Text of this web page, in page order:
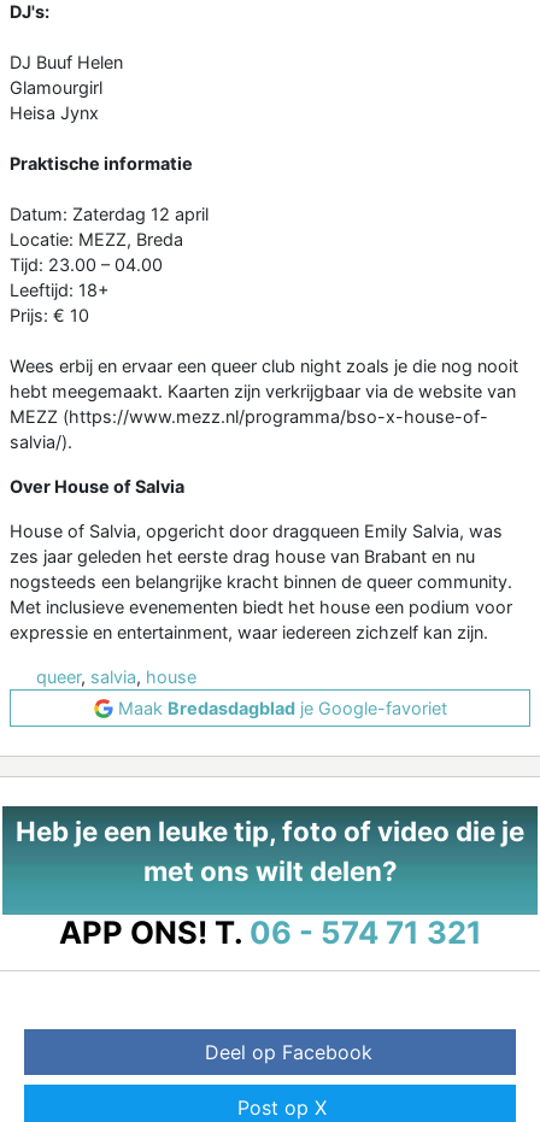
DJ's:
DJ Buuf Helen
Glamourgirl
Heisa Jynx
Praktische informatie
Datum: Zaterdag 12 april
Locatie: MEZZ, Breda
Tijd: 23.00 – 04.00
Leeftijd: 18+
Prijs: € 10
Wees erbij en ervaar een queer club night zoals je die nog nooit
hebt meegemaakt. Kaarten zijn verkrijgbaar via de website van
MEZZ (https://www.mezz.nl/programma/bso-x-house-of-
salvia/).
Over House of Salvia
House of Salvia, opgericht door dragqueen Emily Salvia, was
zes jaar geleden het eerste drag house van Brabant en nu
nogsteeds een belangrijke kracht binnen de queer community.
Met inclusieve evenementen biedt het house een podium voor
expressie en entertainment, waar iedereen zichzelf kan zijn.
queer, salvia, house
Maak Bredasdagbladje Google-favoriet
Heb je een leuke tip, foto of video die je
met ons wilt delen?
APP ONS! T. 06 - 574 71 321
Deel op Facebook
Post op X